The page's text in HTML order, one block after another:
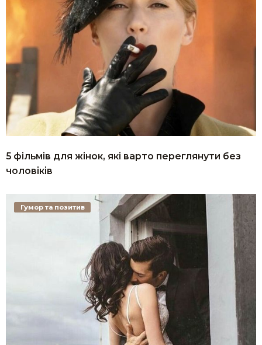
5 фільмів для жінок, які варто переглянути без
чоловіків
Гумор та позитив